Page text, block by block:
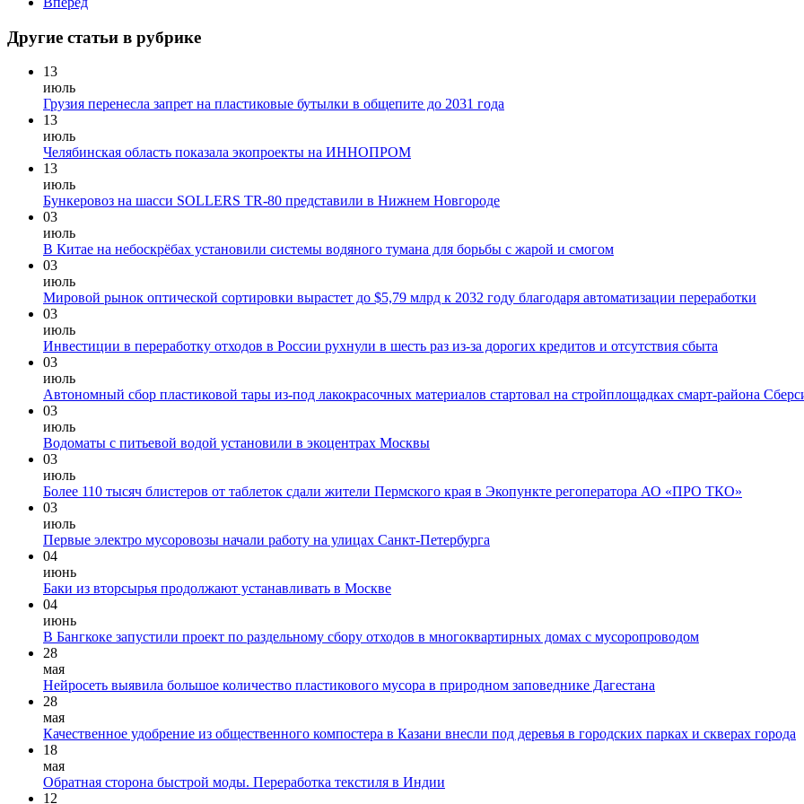
Другие статьи в рубрике
13
июль
Грузия перенесла запрет на пластиковые бутылки в общепите до 2031 года
13
июль
Челябинская область показала экопроекты на ИННОПРОМ
13
июль
Бункеровоз на шасси SOLLERS TR-80 представили в Нижнем Новгороде
03
июль
В Китае на небоскрёбах установили системы водяного тумана для борьбы с жарой и смогом
03
июль
Мировой рынок оптической сортировки вырастет до $5,79 млрд к 2032 году благодаря автоматизации переработки
03
июль
Инвестиции в переработку отходов в России рухнули в шесть раз из-за дорогих кредитов и отсутствия сбыта
03
июль
Автономный сбор пластиковой тары из-под лакокрасочных материалов стартовал на стройплощадках смарт-района
03
июль
Водоматы с питьевой водой установили в экоцентрах Москвы
03
июль
Более 110 тысяч блистеров от таблеток сдали жители Пермского края в Экопункте регоператора АО «ПРО ТКО»
03
июль
Первые электро мусоровозы начали работу на улицах Санкт-Петербурга
04
июнь
Баки из вторсырья продолжают устанавливать в Москве
04
июнь
В Бангкоке запустили проект по раздельному сбору отходов в многоквартирных домах с мусоропроводом
28
мая
Нейросеть выявила большое количество пластикового мусора в природном заповеднике Дагестана
28
мая
Качественное удобрение из общественного компостера в Казани внесли под деревья в городских парках и скверах города
18
мая
Обратная сторона быстрой моды. Переработка текстиля в Индии
12